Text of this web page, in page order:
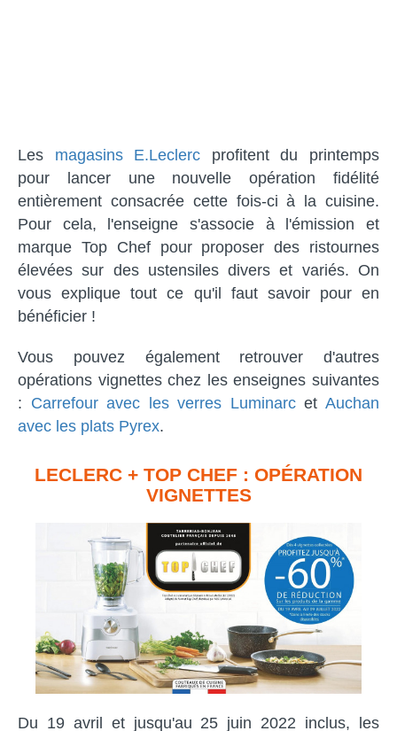
Les magasins E.Leclerc profitent du printemps
pour lancer une nouvelle opération fidélité
entièrement consacrée cette fois-ci à la cuisine.
Pour cela, l'enseigne s'associe à l'émission et
marque Top Chef pour proposer des ristournes
élevées sur des ustensiles divers et variés. On
vous explique tout ce qu'il faut savoir pour en
bénéficier !
Vous pouvez également retrouver d'autres
opérations vignettes chez les enseignes suivantes
: Carrefour avec les verres LuminarcetAuchan
avec les plats Pyrex.
LECLERC + TOP CHEF : OPÉRATION
VIGNETTES
Du 19 avril et jusqu'au 25 juin 2022 inclus, les